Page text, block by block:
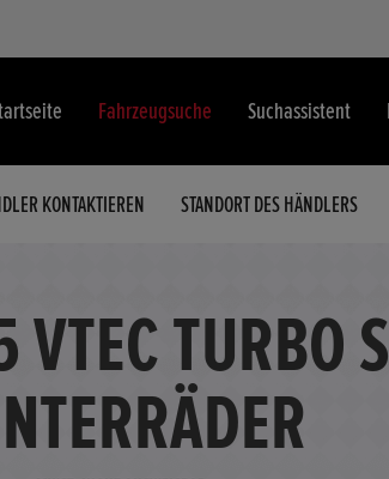
Fahrzeugsuche Suchassistent
KONTAKTIEREN STANDORT DES HÄNDLERS
TURBO